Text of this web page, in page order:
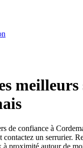
de confiance à
contactez un serrurier.
à proximité autour de